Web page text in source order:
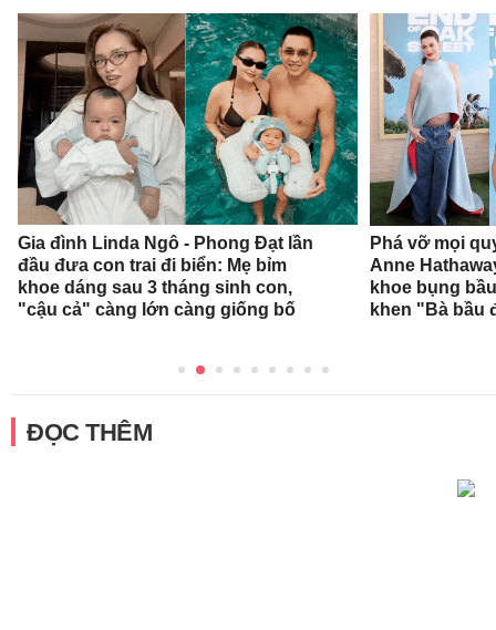
Gia đình Linda Ngô - Phong Đạt lần
đầu đưa con trai đi biển: Mẹ bỉm
khoe dáng sau 3 tháng sinh con,
"cậu cả" càng lớn càng giống bố
Phá vỡ mọi
Anne
khoe bụng
khen "Bà bầu
ĐỌC THÊM